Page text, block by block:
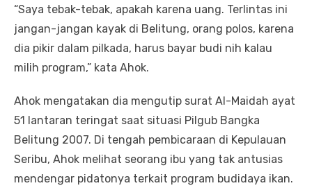
“Saya tebak-tebak, apakah karena uang. Terlintas ini
jangan-jangan kayak di Belitung, orang polos, karena
dia pikir dalam pilkada, harus bayar budi nih kalau
milih program,” kata Ahok.
Ahok mengatakan dia mengutip surat Al-Maidah ayat
51 lantaran teringat saat situasi Pilgub Bangka
Belitung 2007. Di tengah pembicaraan di Kepulauan
Seribu, Ahok melihat seorang ibu yang tak antusias
mendengar pidatonya terkait program budidaya ikan.